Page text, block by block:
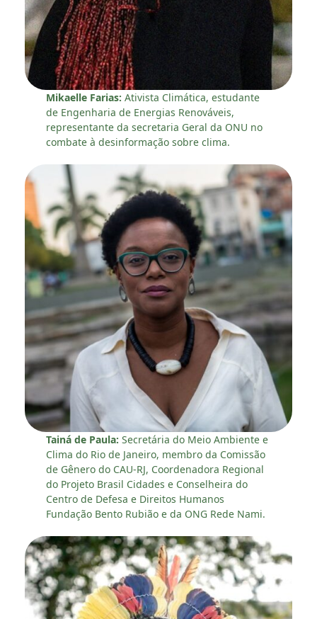
Mikaelle Farias:Ativista Climática, estudante
de Engenharia de Energias Renováveis,
representante da secretaria Geral da ONU no
combate à desinformação sobre clima.
Tainá de Paula:Secretária do Meio Ambiente e
Clima do Rio de Janeiro, membro da Comissão
de Gênero do CAU-RJ, Coordenadora Regional
do Projeto Brasil Cidades e Conselheira do
Centro de Defesa e Direitos Humanos
Fundação Bento Rubião e da ONG Rede Nami.